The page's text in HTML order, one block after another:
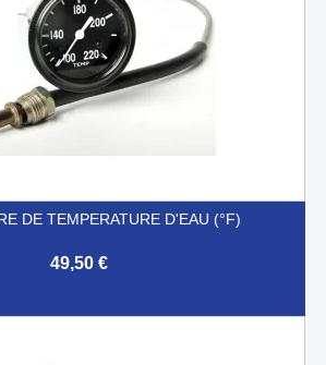
DE TEMPERATURE D'EAU (°F)
49,50 €